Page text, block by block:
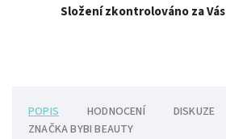
Složení zkontrolováno za Vás
POPIS HODNOCENÍ
DISKUZE
ZNAČKABYBI BEAUTY